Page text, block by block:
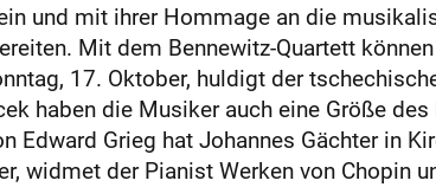
und mit ihrer Hommage an die
Mit dem Bennewitz-Quartett
17. Oktober, huldigt der
haben die Musiker auch eine Größe
Grieg hat Johannes Gächter in
widmet der Pianist Werken von Chopin